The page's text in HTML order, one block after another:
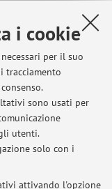
i cookie
per il suo
tracciamento
sono usati per
utenti.
solo con i
attivando l'opzione